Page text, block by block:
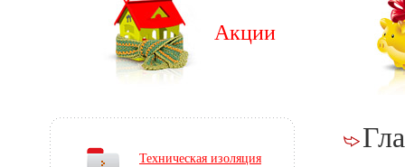
Акции
Техническая изоляция